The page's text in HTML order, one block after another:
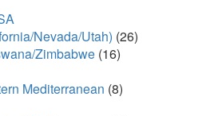
Nevada/Utah) (26)
Zimbabwe (16)
Mediterranean (8)